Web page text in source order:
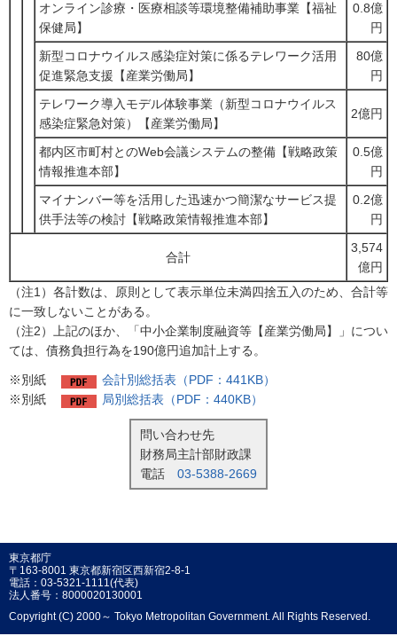
オンライン診療・医療相談等環境整備補助事業【福祉
保健局】
0.8億
円
新型コロナウイルス感染症対策に係るテレワーク活用
促進緊急支援【産業労働局】
80億
円
テレワーク導入モデル体験事業（新型コロナウイルス
感染症緊急対策）【産業労働局】
2億円
都内区市町村とのWeb会議システムの整備【戦略政策
情報推進本部】
0.5億
円
マイナンバー等を活用した迅速かつ簡潔なサービス提
供手法等の検討【戦略政策情報推進本部】
0.2億
円
合計
3,574
億円
（注1）各計数は、原則として表示単位未満四捨五入のため、合計等
に一致しないことがある。
（注2）上記のほか、「中小企業制度融資等【産業労働局】」につい
ては、債務負担行為を190億円追加計上する。
※別紙
会計別総括表（PDF：441KB）
※別紙
局別総括表（PDF：440KB）
問い合わせ先
財務局主計部財政課
電話 03-5388-2669
東京都庁
〒163-8001 東京都新宿区西新宿2-8-1
電話：03-5321-1111(代表)
法人番号：8000020130001
Copyright (C) 2000～ Tokyo Metropolitan Government. All Rights Reserved.